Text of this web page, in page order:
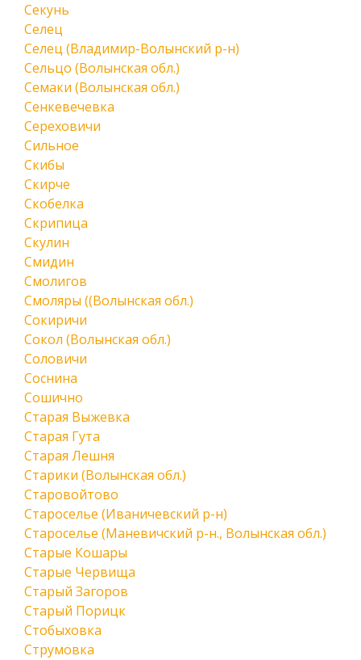
Секунь
Селец
Селец (Владимир-Волынский р-н)
Сельцо (Волынская обл.)
Семаки (Волынская обл.)
Сенкевечевка
Сереховичи
Сильное
Скибы
Скирче
Скобелка
Скрипица
Скулин
Смидин
Смолигов
Смоляры ((Волынская обл.)
Сокиричи
Сокол (Волынская обл.)
Соловичи
Соснина
Сошично
Старая Выжевка
Старая Гута
Старая Лешня
Старики (Волынская обл.)
Старовойтово
Староселье (Иваничевский р-н)
Староселье (Маневичский р-н., Волынская обл.)
Старые Кошары
Старые Червища
Старый Загоров
Старый Порицк
Стобыховка
Струмовка